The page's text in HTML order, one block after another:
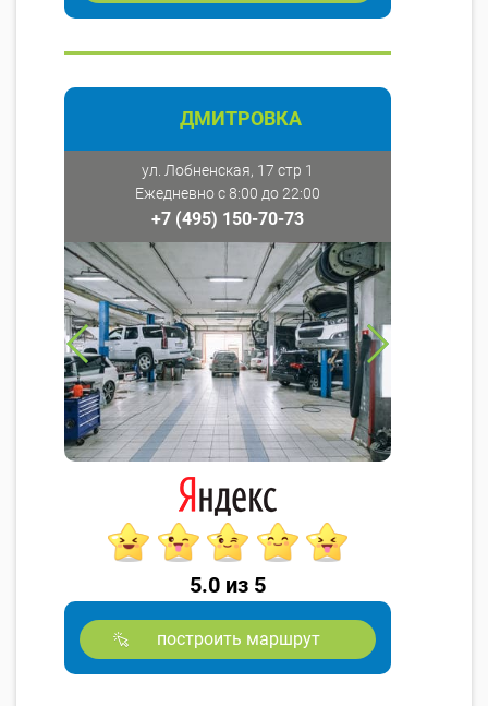
ДМИТРОВКА
ул. Лобненская, 17 стр 1
Ежедневно с 8:00 до 22:00
+7 (495) 150-70-73
5.0 из 5
построить маршрут